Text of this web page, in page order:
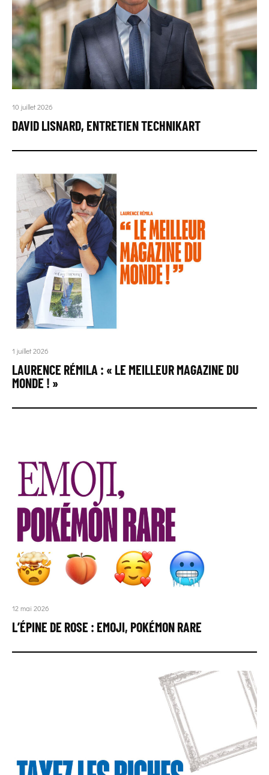
10 juillet 2026
DAVID LISNARD, ENTRETIEN TECHNIKART
1 juillet 2026
LAURENCE RÉMILA : « LE MEILLEUR MAGAZINE DU
MONDE ! »
12 mai 2026
L’ÉPINE DE ROSE : EMOJI, POKÉMON RARE